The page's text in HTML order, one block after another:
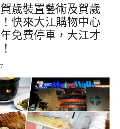
歲裝置藝術及賀歲
快來大江購物中心
免費停車，大江才